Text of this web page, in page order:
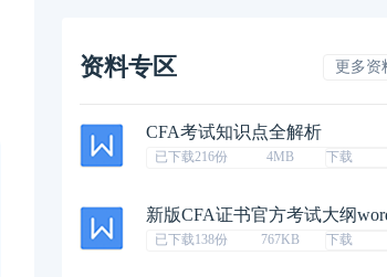
资料专区 更多资
CFA考试知识点全解析
已下载216份 4MB 下载
新版CFA证书官方考试大纲
已下载138份 767KB 下载